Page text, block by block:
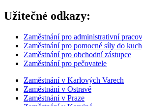
Užitečné odkazy:
Zaměstnání pro administrativní
Zaměstnání pro pomocné síly do
Zaměstnání pro obchodní zástupce
Zaměstnání pro pečovatele
Zaměstnání v Karlových Varech
Zaměstnání v Ostravě
Zaměstnání v Praze